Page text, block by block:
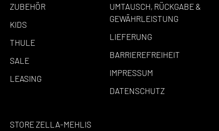
ZUBEHÖR
KIDS
THULE
SALE
LEASING
UMTAUSCH, RÜCKGABE &
GEWÄHRLEISTUNG
LIEFERUNG
BARRIEREFREIHEIT
IMPRESSUM
DATENSCHUTZ
STORE ZELLA-MEHLIS